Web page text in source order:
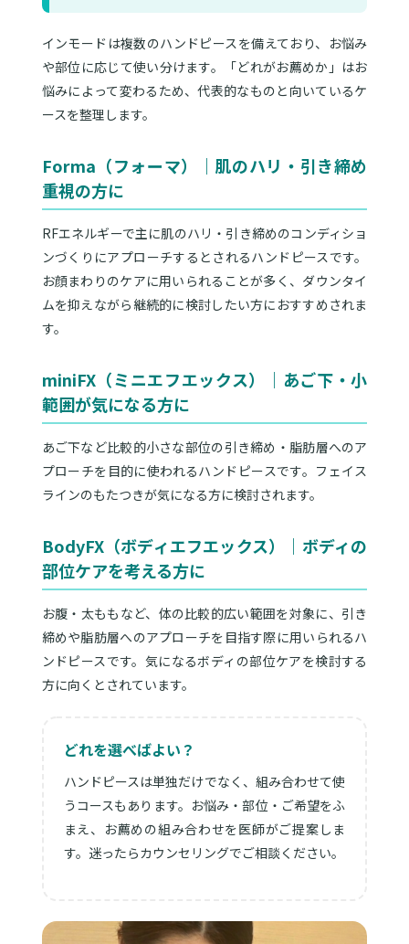
インモードは複数のハンドピースを備えており、お悩み
や部位に応じて使い分けます。「どれがお薦めか」はお
悩みによって変わるため、代表的なものと向いているケ
ースを整理します。
Forma（フォーマ）｜肌のハリ・引き締め
重視の方に
RFエネルギーで主に肌のハリ・引き締めのコンディショ
ンづくりにアプローチするとされるハンドピースです。
お顔まわりのケアに用いられることが多く、ダウンタイ
ムを抑えながら継続的に検討したい方におすすめされま
す。
miniFX（ミニエフエックス）｜あご下・小
範囲が気になる方に
あご下など比較的小さな部位の引き締め・脂肪層へのア
プローチを目的に使われるハンドピースです。フェイス
ラインのもたつきが気になる方に検討されます。
BodyFX（ボディエフエックス）｜ボディの
部位ケアを考える方に
お腹・太ももなど、体の比較的広い範囲を対象に、引き
締めや脂肪層へのアプローチを目指す際に用いられるハ
ンドピースです。気になるボディの部位ケアを検討する
方に向くとされています。
どれを選べばよい？
ハンドピースは単独だけでなく、組み合わせて使
うコースもあります。お悩み・部位・ご希望をふ
まえ、お薦めの組み合わせを医師がご提案しま
す。迷ったらカウンセリングでご相談ください。